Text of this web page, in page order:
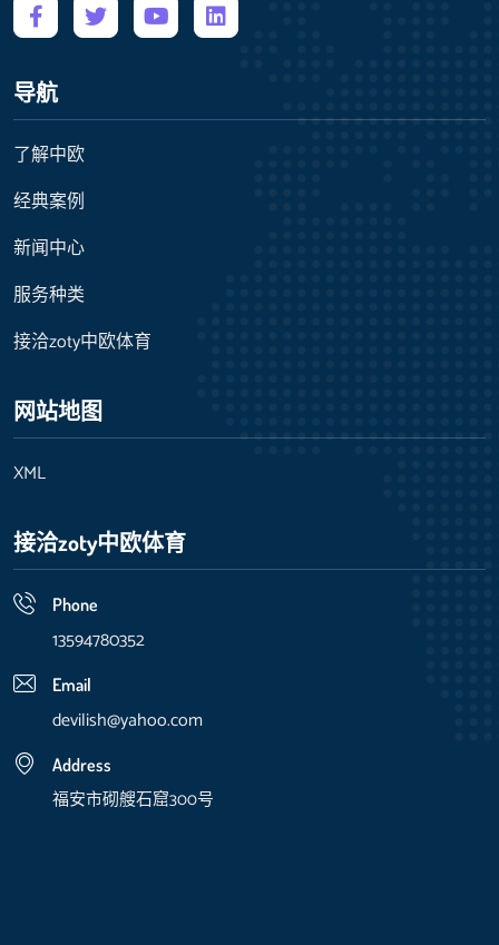
导航
了解中欧
经典案例
新闻中心
服务种类
接洽zoty中欧体育
网站地图
XML
接洽zoty中欧体育
Phone
13594780352
Email
devilish@yahoo.com
Address
福安市砌艘石窟300号